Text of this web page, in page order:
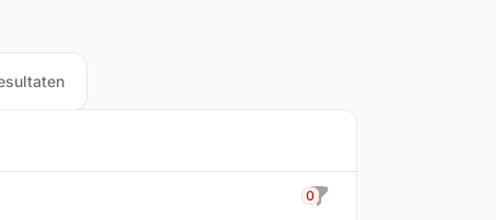
Filteren
0